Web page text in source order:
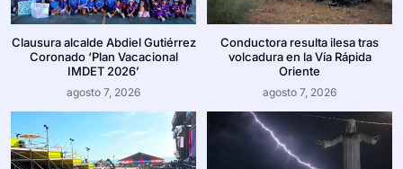
Clausura alcalde Abdiel Gutiérrez
Coronado ‘Plan Vacacional
IMDET 2026’
agosto 7, 2026
Conductora resulta ilesa tras
volcadura en la Vía Rápida
Oriente
agosto 7, 2026